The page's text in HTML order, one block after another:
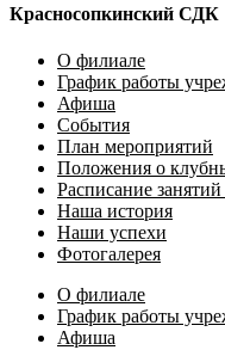
Красносопкинский СДК
О филиале
График работы
Афиша
События
План мероприятий
Положения о
Расписание
Наша история
Наши успехи
Фотогалерея
О филиале
График работы
Афиша